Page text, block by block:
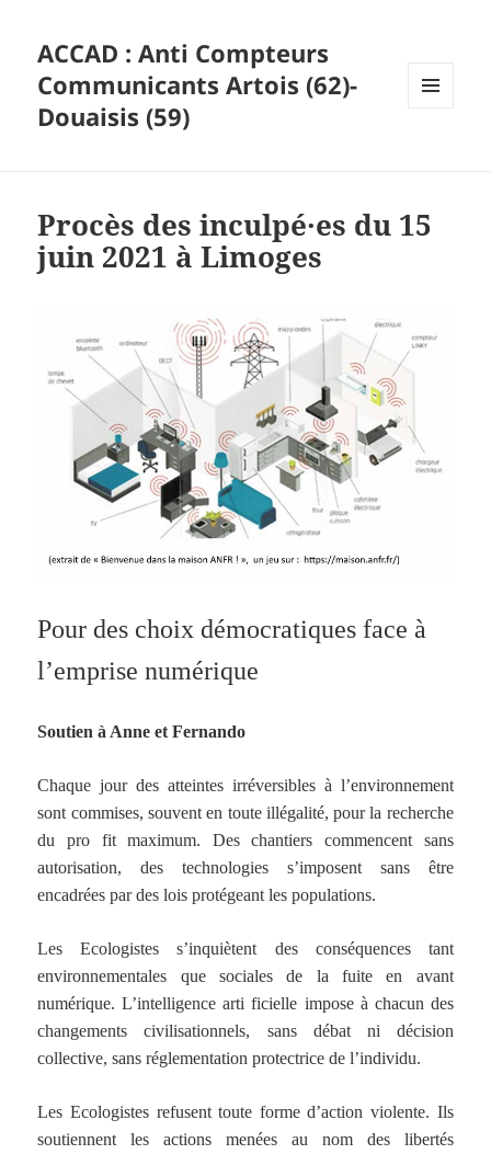
ACCAD : Anti Compteurs
Communicants Artois (62)-
Douaisis (59)
Procès des inculpé·es du 15
juin 2021 à Limoges
Pour des choix démocratiques face à
l’emprise numérique
Soutien à Anne et Fernando
Chaque jour des atteintes irréversibles à l’environnement
sont commises, souvent en toute illégalité, pour la recherche
du pro fit maximum. Des chantiers commencent sans
autorisation,des technologies s’imposent sans être
encadrées par des lois protégeant les populations.
Les Ecologistes s’inquiètent des conséquences tant
environnementales que sociales de la fuiteen avant
numérique. L’intelligence arti ficielle impose à chacun des
changementscivilisationnels, sans débat ni décision
collective, sans réglementation protectrice del’individu.
Les Ecologistes refusent toute forme d’action violente. Ils
soutiennent les actions menées au nom des libertés